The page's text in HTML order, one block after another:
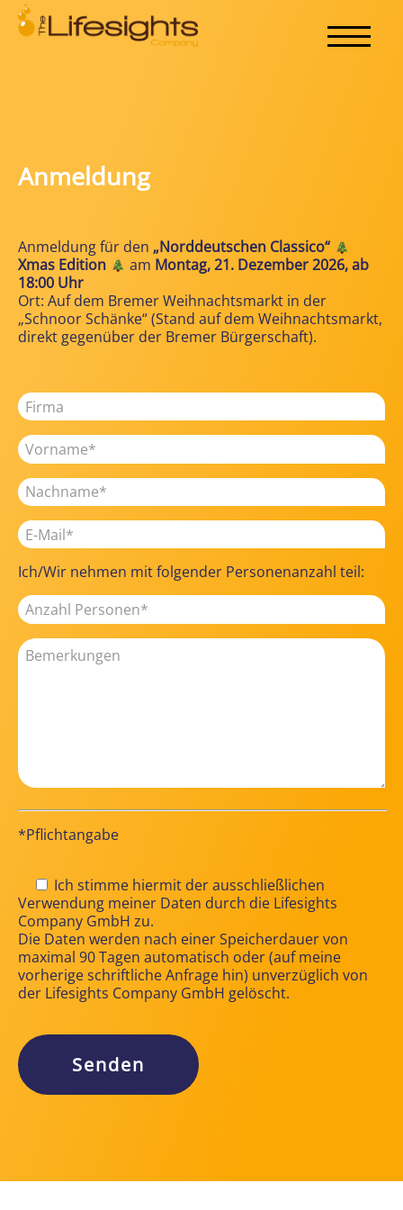
Anmeldung
Anmeldung für den „Norddeutschen Classico“
Xmas Edition
am Montag, 21. Dezember 2026, ab
18:00 Uhr
Ort: Auf dem Bremer Weihnachtsmarkt in der
„Schnoor Schänke“ (Stand auf dem Weihnachtsmarkt,
direkt gegenüber der Bremer Bürgerschaft).
Ich/Wir nehmen mit folgender Personenanzahl teil:
*Pflichtangabe
Ich stimme hiermit der ausschließlichen
Verwendung meiner Daten durch die Lifesights
Company GmbH zu.
Die Daten werden nach einer Speicherdauer von
maximal 90 Tagen automatisch oder (auf meine
vorherige schriftliche Anfrage hin) unverzüglich von
der Lifesights Company GmbH gelöscht.